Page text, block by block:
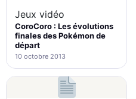
Jeux vidéo
CoroCoro : Les évolutions
finales des Pokémon de
départ
10 octobre 2013